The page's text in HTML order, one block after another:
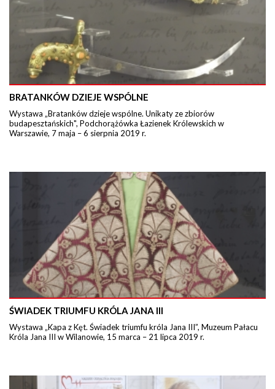
BRATANKÓW DZIEJE WSPÓLNE
Wystawa „Bratanków dzieje wspólne. Unikaty ze zbiorów
budapesztańskich", Podchorążówka Łazienek Królewskich w
Warszawie, 7 maja – 6 sierpnia 2019 r.
ŚWIADEK TRIUMFU KRÓLA JANA III
Wystawa „Kapa z Kęt. Świadek triumfu króla Jana III”, Muzeum Pałacu
Króla Jana III w Wilanowie, 15 marca – 21 lipca 2019 r.